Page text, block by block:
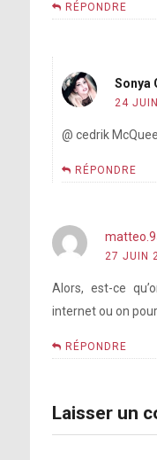
RÉPONDRE
Sonya
24
@ cedrik
RÉPONDRE
27 JUIN
Alors, est-ce
internet ou on
RÉPONDRE
Laisser un